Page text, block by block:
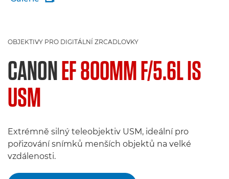
OBJEKTIVY PRO DIGITÁLNÍ ZRCADLOVKY
CANONEF 800MM F/5.6L IS
USM
Extrémně silný teleobjektiv USM, ideální pro
pořizování snímků menších objektů na velké
vzdálenosti.